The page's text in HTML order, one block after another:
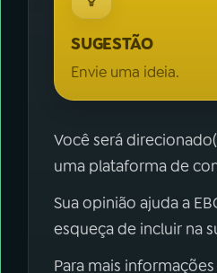
SUGESTÃO
Envie uma ideia.
Você será
uma plataforma de
Sua opinião ajuda a
esqueça de incluir na
Para mais